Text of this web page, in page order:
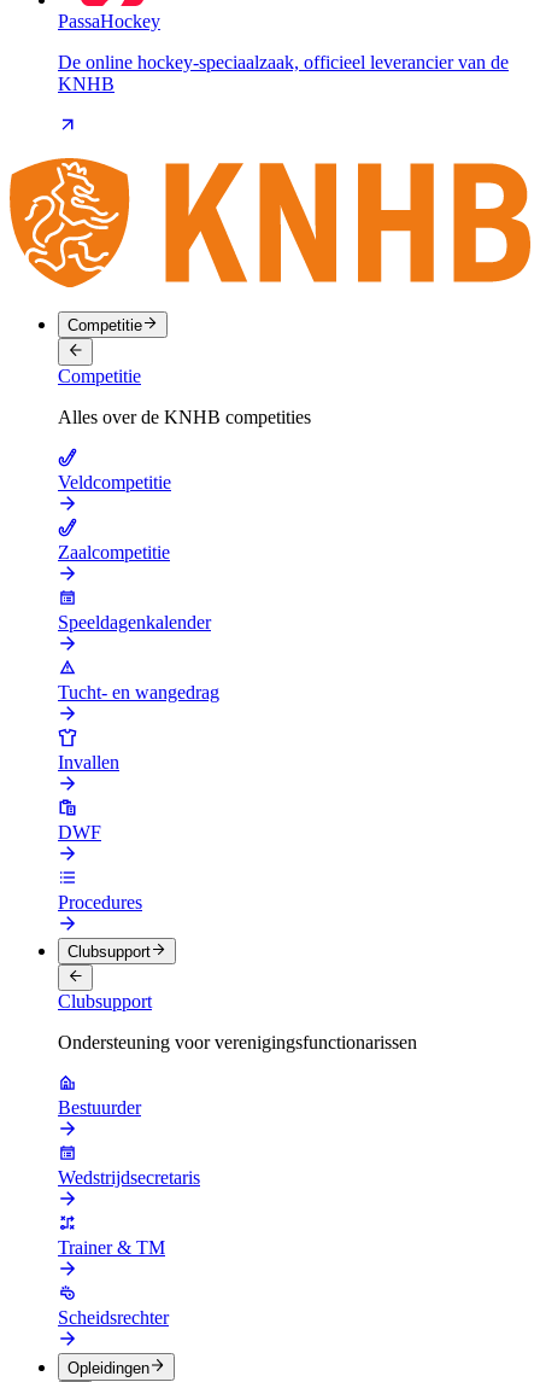
PassaHockey
De online hockey-speciaalzaak, officieel leverancier van de
KNHB
Competitie
Competitie
Alles over de KNHB competities
Veldcompetitie
Zaalcompetitie
Speeldagenkalender
Tucht- en wangedrag
Invallen
DWF
Procedures
Clubsupport
Clubsupport
Ondersteuning voor verenigingsfunctionarissen
Bestuurder
Wedstrijdsecretaris
Trainer & TM
Scheidsrechter
Opleidingen